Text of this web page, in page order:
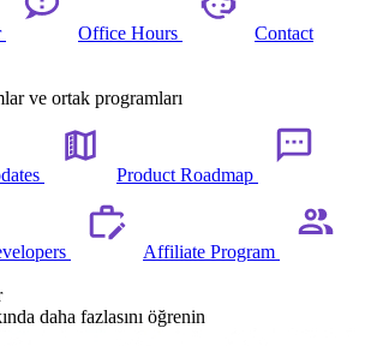
Office Hours
Contact
ve ortak programları
Product Roadmap
Affiliate Program
daha fazlasını öğrenin